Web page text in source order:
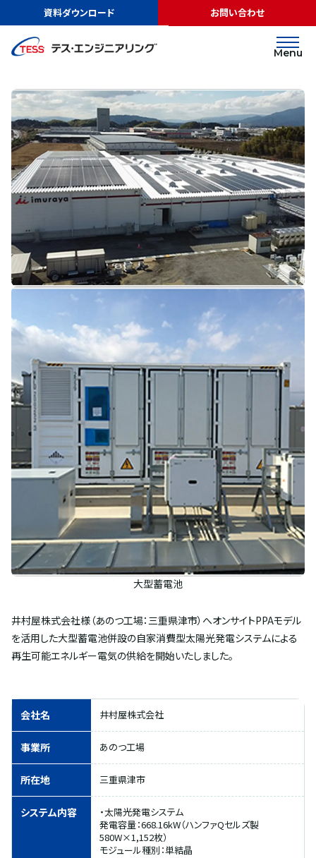
資料ダウンロード お問い合わせ
Menu
実績紹介 井村屋株式会社様
オンサイトPPA 屋根
井村屋株式会社様
太陽光発電システム
大型蓄電池
井村屋株式会社様（あのつ工場：三重県津市）へオンサイトPPAモデル
を活用した大型蓄電池併設の自家消費型太陽光発電システムによる
再生可能エネルギー電気の供給を開始いたしました。
会社名 井村屋株式会社
事業所 あのつ工場
所在地 三重県津市
システム内容
・太陽光発電システム
発電容量：668.16kW（ハンファQセルズ製
580W×1,152枚）
モジュール種別：単結晶